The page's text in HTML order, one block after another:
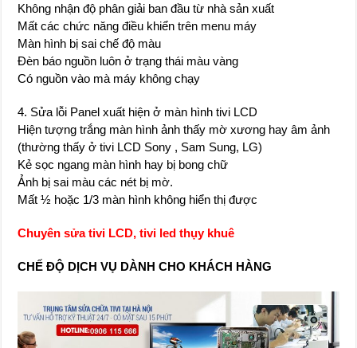
Không nhận độ phân giải ban đầu từ nhà sản xuất
Mất các chức năng điều khiển trên menu máy
Màn hình bị sai chế độ màu
Đèn báo nguồn luôn ở trạng thái màu vàng
Có nguồn vào mà máy không chạy
4. Sửa lỗi Panel xuất hiện ở màn hình tivi LCD
Hiện tượng trắng màn hình ảnh thấy mờ xương hay âm ảnh
(thường thấy ở tivi LCD Sony , Sam Sung, LG)
Kẻ sọc ngang màn hình hay bị bong chữ
Ảnh bị sai màu các nét bị mờ.
Mất ½ hoặc 1/3 màn hình không hiển thị được
Chuyên sửa tivi LCD, tivi led thụy khuê
CHẾ ĐỘ DỊCH VỤ DÀNH CHO KHÁCH HÀNG